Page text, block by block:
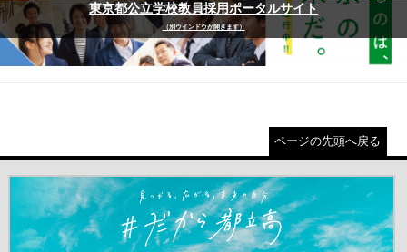
東京都公立学校教員採用ポータルサイト
（別ウインドウが開きます）
ページの先頭へ戻る
＃だから都立高（別ウインドウが開きます）